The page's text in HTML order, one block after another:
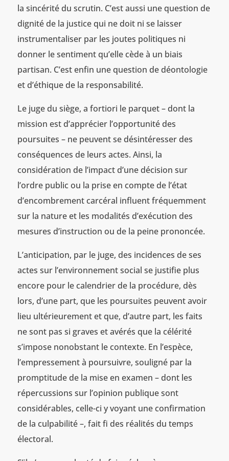
la sincérité du scrutin. C’est aussi une question de
dignité de la justice qui ne doit ni se laisser
instrumentaliser par les joutes politiques ni
donner le sentiment qu’elle cède à un biais
partisan. C’est enfin une question de déontologie
et d’éthique de la responsabilité.
Le juge du siège, a fortiori le parquet – dont la
mission est d’apprécier l’opportunité des
poursuites – ne peuvent se désintéresser des
conséquences de leurs actes. Ainsi, la
considération de l’impact d’une décision sur
l’ordre public ou la prise en compte de l’état
d’encombrement carcéral influent fréquemment
sur la nature et les modalités d’exécution des
mesures d’instruction ou de la peine prononcée.
L’anticipation, par le juge, des incidences de ses
actes sur l’environnement social se justifie plus
encore pour le calendrier de la procédure, dès
lors, d’une part, que les poursuites peuvent avoir
lieu ultérieurement et que, d’autre part, les faits
ne sont pas si graves et avérés que la célérité
s’impose nonobstant le contexte. En l’espèce,
l’empressement à poursuivre, souligné par la
promptitude de la mise en examen – dont les
répercussions sur l’opinion publique sont
considérables, celle-ci y voyant une confirmation
de la culpabilité –, fait fi des réalités du temps
électoral.